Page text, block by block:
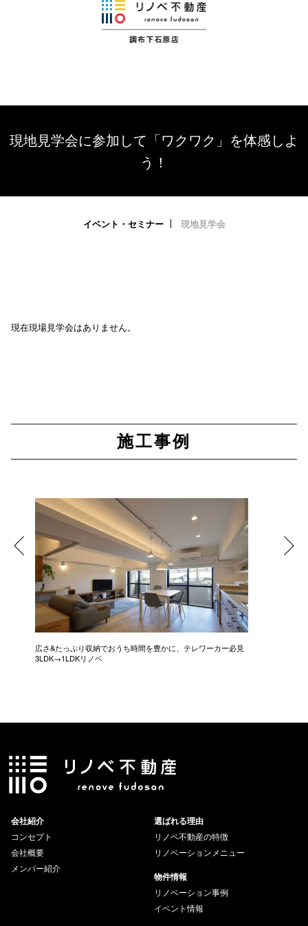
現地見学会に参加して「ワクワク」を体感しよ
う！
イベント・セミナー 現地見学会
現在現場見学会はありません。
施工事例
広さ&たっぷり収納でおうち時間を豊かに、テレワーカー必見
3LDK→1LDKリノベ
会社紹介
コンセプト
会社概要
メンバー紹介
選ばれる理由
リノベ不動産の特徴
リノベーションメニュー
物件情報
リノベーション事例
イベント情報